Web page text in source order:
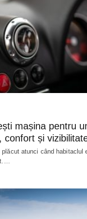
mașina pentru
confort și
atunci când habitaclul